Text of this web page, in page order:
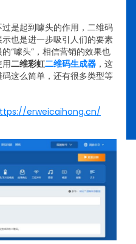
是起到噱头的作用，二维码
也是进一步吸引人们的要素
“噱头”，相信营销的效果也
二维彩虹二维码生成器 ，这
这么简单，还有很多类型等
erweicaihong.cn/